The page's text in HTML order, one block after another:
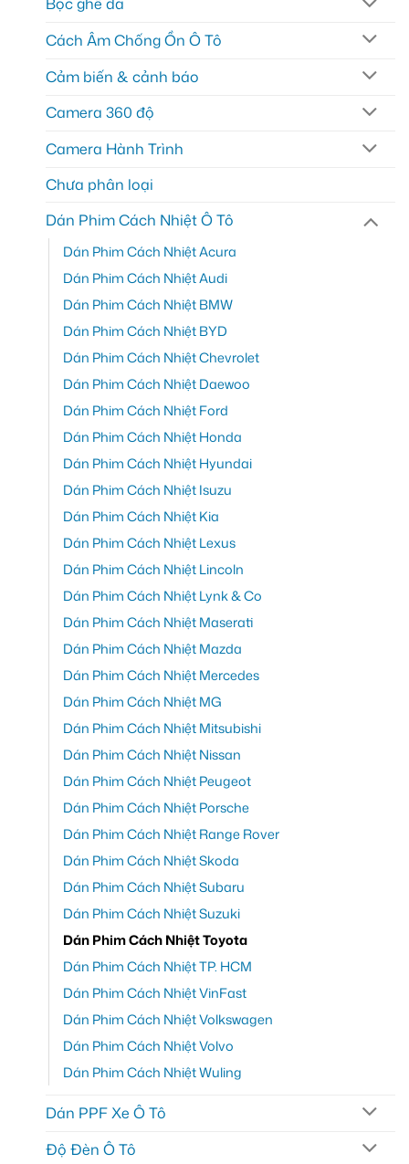
Cách Âm Chống Ồn Ô Tô
Cảm biến & cảnh báo
Camera 360 độ
Camera Hành Trình
Chưa phân loại
Dán Phim Cách Nhiệt Ô Tô
Dán Phim Cách Nhiệt Acura
Dán Phim Cách Nhiệt Audi
Dán Phim Cách Nhiệt BMW
Dán Phim Cách Nhiệt BYD
Dán Phim Cách Nhiệt Chevrolet
Dán Phim Cách Nhiệt Daewoo
Dán Phim Cách Nhiệt Ford
Dán Phim Cách Nhiệt Honda
Dán Phim Cách Nhiệt Hyundai
Dán Phim Cách Nhiệt Isuzu
Dán Phim Cách Nhiệt Kia
Dán Phim Cách Nhiệt Lexus
Dán Phim Cách Nhiệt Lincoln
Dán Phim Cách Nhiệt Lynk & Co
Dán Phim Cách Nhiệt Maserati
Dán Phim Cách Nhiệt Mazda
Dán Phim Cách Nhiệt Mercedes
Dán Phim Cách Nhiệt MG
Dán Phim Cách Nhiệt Mitsubishi
Dán Phim Cách Nhiệt Nissan
Dán Phim Cách Nhiệt Peugeot
Dán Phim Cách Nhiệt Porsche
Dán Phim Cách Nhiệt Range Rover
Dán Phim Cách Nhiệt Skoda
Dán Phim Cách Nhiệt Subaru
Dán Phim Cách Nhiệt Suzuki
Dán Phim Cách Nhiệt Toyota
Dán Phim Cách Nhiệt TP. HCM
Dán Phim Cách Nhiệt VinFast
Dán Phim Cách Nhiệt Volkswagen
Dán Phim Cách Nhiệt Volvo
Dán Phim Cách Nhiệt Wuling
Dán PPF Xe Ô Tô
Độ Đèn Ô Tô